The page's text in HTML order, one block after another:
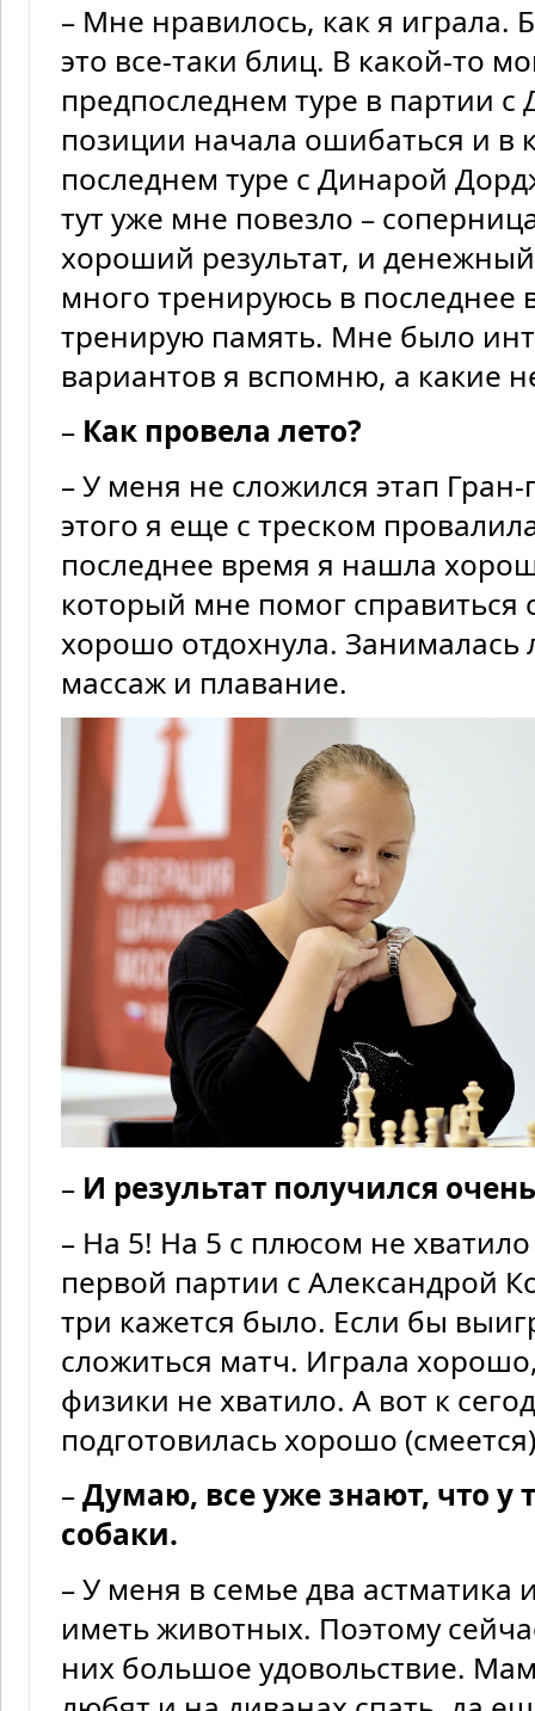
– Мне нравилось, как я играла.
это все-таки блиц. В какой-то
предпоследнем туре в партии
позиции начала ошибаться и в
последнем туре с Динарой
тут уже мне повезло –
хороший результат, и
много тренируюсь в
тренирую память. Мне было
вариантов я вспомню, а какие
– Как провела лето?
– У меня не сложился этап
этого я еще с треском
последнее время я нашла
который мне помог
хорошо отдохнула.
массаж и плавание.
– И результат получился
– На 5! На 5 с плюсом не
первой партии с Александрой
три кажется было. Если бы
сложиться матч. Играла
физики не хватило. А вот к
подготовилась хорошо
–Думаю, все уже знают, что у
собаки.
– У меня в семье два астматика
иметь животных. Поэтому
них большое удовольствие.